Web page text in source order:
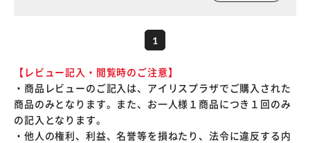
1
【レビュー記入・閲覧時のご注意】
・商品レビューのご記入は、アイリスプラザでご購入された
商品のみとなります。また、お一人様１商品につき１回のみ
の記入となります。
・他人の権利、利益、名誉等を損ねたり、法令に違反する内